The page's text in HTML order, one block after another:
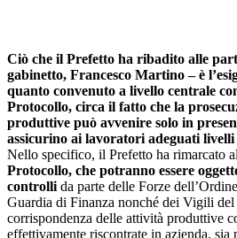
Ciò che il Prefetto ha ribadito alle
gabinetto, Francesco Martino – è
quanto convenuto a livello centrale
Protocollo, circa il fatto che la
produttive può avvenire solo in
assicurino ai lavoratori adeguati livelli
Nello specifico, il Prefetto ha rimarcato
Protocollo, che potranno essere
controlli da parte delle Forze
Guardia di Finanza nonché dei Vigili
corrispondenza delle attività produttive
effettivamente riscontrate in azienda, sia